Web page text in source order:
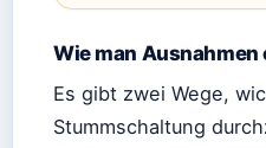
Wie man
Es gibt zwei Wege,
Stummschaltung